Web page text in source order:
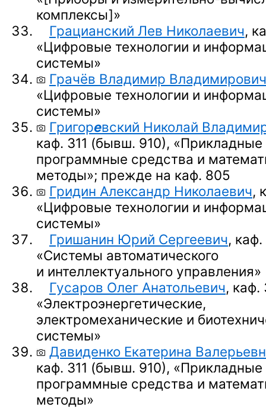
комплексы]»
Грацианский Лев Николаевич,
«Цифровые технологии и
системы»
Грачёв Владимир Владимирович
«Цифровые технологии и
системы»
Григоревский Николай
каф. 311 (бывш. 910), «Прикладные
программные средства и
методы»; прежде на каф. 805
Гридин Александр Николаевич,
«Цифровые технологии и
системы»
Гришанин Юрий Сергеевич, каф.
«Системы автоматического
и интеллектуального управления»
Гусаров Олег Анатольевич, каф.
«Электроэнергетические,
электромеханические и
системы»
Давиденко Екатерина
каф. 311 (бывш. 910), «Прикладные
программные средства и
методы»